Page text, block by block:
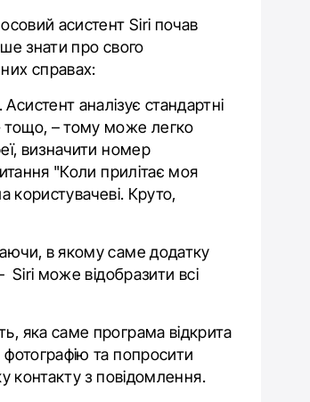
асистент Siri почав
знати про свого
справах:
. Асистент аналізує стандартні
тощо, – тому може легко
визначити номер
"Коли прилітає моя
користувачеві. Круто,
в якому саме додатку
може відобразити всі
яка саме програма відкрита
та попросити
контакту з повідомлення.